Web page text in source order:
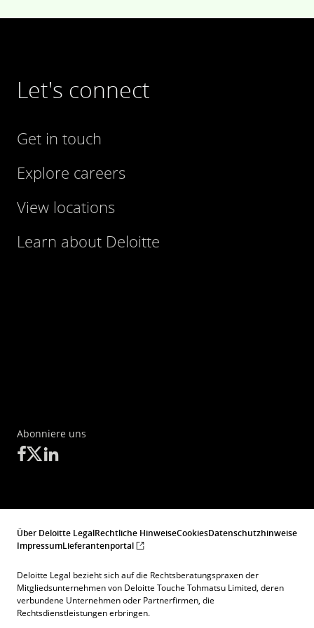
Let's connect
Get in touch
Explore careers
View locations
Learn about Deloitte
Abonniere uns
Über Deloitte LegalRechtliche HinweiseCookiesDatenschutzhinweise
ImpressumLieferantenportal
Deloitte Legal bezieht sich auf die Rechtsberatungspraxen der
Mitgliedsunternehmen von Deloitte Touche Tohmatsu Limited, deren
verbundene Unternehmen oder Partnerfirmen, die
Rechtsdienstleistungen erbringen.